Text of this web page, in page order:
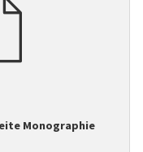
Monographie